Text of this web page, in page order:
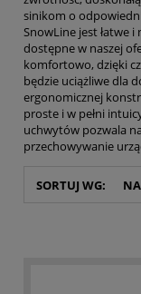
sinikom o
SnowLine jest łatwe
dostępne w naszej
komfortowo, dzięki
będzie uciążliwe dla
ergonomicznej
proste i w pełni
uchwytów pozwala
przechowywanie
SORTUJ WG: